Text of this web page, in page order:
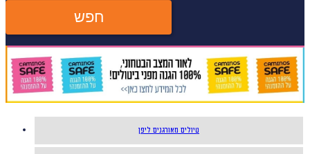
חפש
טיולים מאורגנים ליפן